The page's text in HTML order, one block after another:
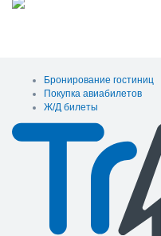
Бронирование гостиниц
Покупка авиабилетов
Ж/Д билеты